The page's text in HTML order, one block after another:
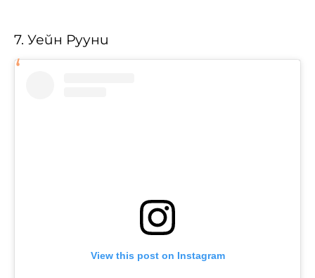
7. Уейн Рууни
View this post on Instagram